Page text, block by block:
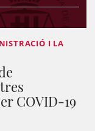
I LA
COVID-19